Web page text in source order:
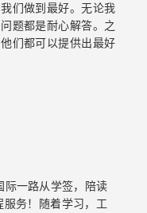
们做到最好。无论我
题都是耐心解答。之
们都可以提供出最好
对是不可多得的好团
际一路从学签，陪读
服务！随着学习，工